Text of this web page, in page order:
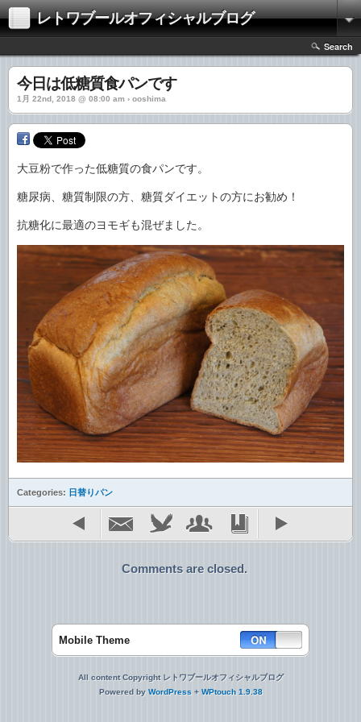
レトワブールオフィシャルブログ
Search
今日は低糖質食パンです
1月 22nd, 2018 @ 08:00 am › ooshima
大豆粉で作った低糖質の食パンです。
糖尿病、糖質制限の方、糖質ダイエットの方にお勧め！
抗糖化に最適のヨモギも混ぜました。
Categories: 日替りパン
Comments are closed.
Mobile Theme
All content Copyright レトワブールオフィシャルブログ
Powered by WordPress + WPtouch 1.9.38